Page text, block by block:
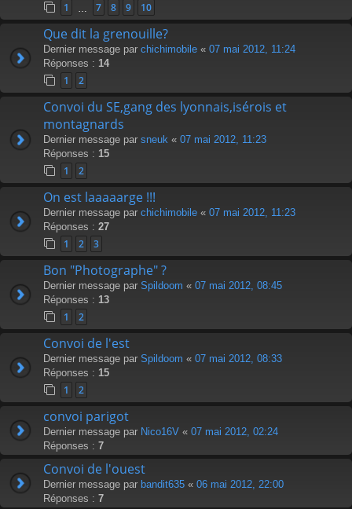
1 7 8 9 10
Que dit la grenouille?
Dernier message par chichimobile « 07 mai 2012, 11:24
Réponses : 14
1 2
Convoi du SE,gang des lyonnais,isérois et
montagnards
Dernier message par sneuk « 07 mai 2012, 11:23
Réponses : 15
1 2
On est laaaaarge !!!
Dernier message par chichimobile « 07 mai 2012, 11:23
Réponses : 27
1 2 3
Bon "Photographe" ?
Dernier message par Spildoom « 07 mai 2012, 08:45
Réponses : 13
1 2
Convoi de l'est
Dernier message par Spildoom « 07 mai 2012, 08:33
Réponses : 15
1 2
convoi parigot
Dernier message par Nico16V « 07 mai 2012, 02:24
Réponses : 7
Convoi de l'ouest
Dernier message par bandit635 « 06 mai 2012, 22:00
Réponses : 7